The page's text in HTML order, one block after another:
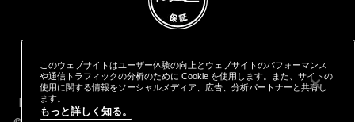
プライバシー ポリシー 利用規約
特定商取引に基づく表記
オンラインショッピングご利用規約
M·A·C製品の偽造品について
カウンタープライバシーポリシー
STYLE="COLOR: #9EAFFF;CURSOR: POINTER;">クッキーを管理
このウェブサイトはユーザー体験の向上とウェブサイトのパフォーマンス
や通信トラフィックの分析のために Cookie を使用します。また、サイトの
使用に関する情報をソーシャルメディア、広告、分析パートナーと共有し
ます。
もっと詳しく知る。